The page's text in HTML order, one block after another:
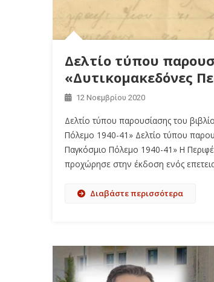
Δελτίο τύπου
«Δυτικομακεδόνες
12 Νοεμβρίου 2020
Δελτίο τύπου παρουσίασης του
Πόλεμο 1940-41» Δελτίο τύπου
Παγκόσμιο Πόλεμο 1940-41» Η
προχώρησε στην έκδοση ενός
Διαβάστε περισσότερα